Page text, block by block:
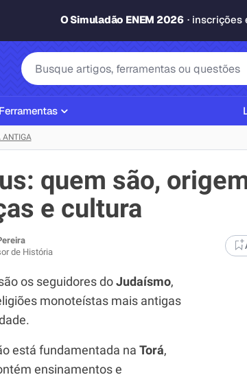
O Simuladão ENEM 2026 · inscrições
Ferramentas
Ajudante de Dever de Casa
Exercícios
ANTIGA
quem são,
e cultura
de História
os seguidores do Judaísmo,
monoteístas mais antigas
está fundamentada na Torá,
ensinamentos e